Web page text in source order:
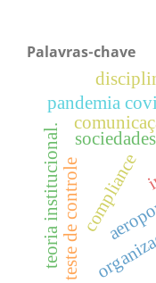
Palavras-chave
teoria institucional.teste de controlecompliance
pandemia